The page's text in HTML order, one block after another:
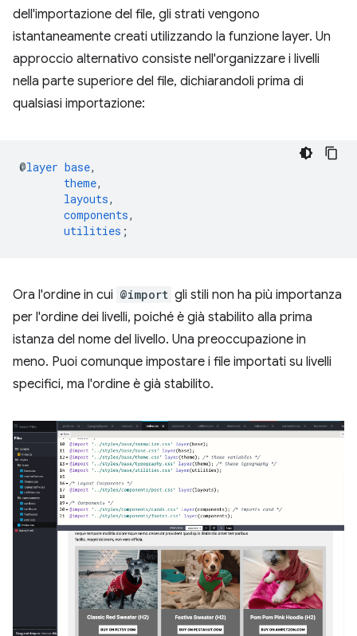
dell'importazione del file, gli strati vengono
istantaneamente creati utilizzando la funzione layer. Un
approccio alternativo consiste nell'organizzare i livelli
nella parte superiore del file, dichiarandoli prima di
qualsiasi importazione:
@layer base,
theme,
layouts,
components,
utilities ;
Ora l'ordine in cui @import gli stili non ha più importanza
per l'ordine dei livelli, poiché è già stabilito alla prima
istanza del nome del livello. Una preoccupazione in
meno. Puoi comunque impostare i file importati su livelli
specifici, ma l'ordine è già stabilito.